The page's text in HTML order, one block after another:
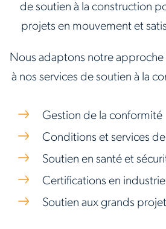
de soutien à la construction
projets en mouvement et
Nous adaptons notre approche
à nos services de soutien à la
Gestion de la conformité
Conditions et services
Soutien en santé et
Certifications en
Soutien aux grands